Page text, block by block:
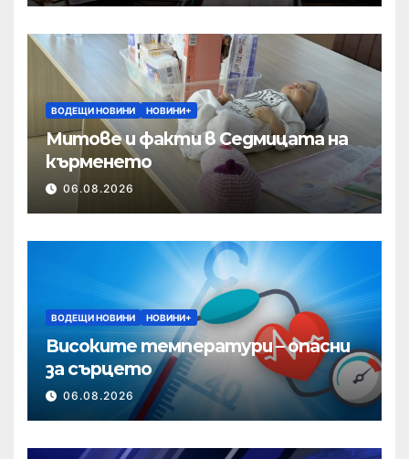
ВОДЕЩИ НОВИНИ НОВИНИ+
Митове и факти в Седмицата на
кърменето
06.08.2026
ВОДЕЩИ НОВИНИ НОВИНИ+
Високите температури – опасни
за сърцето
06.08.2026